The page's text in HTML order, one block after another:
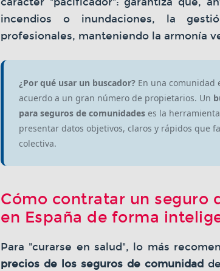
incendios o inundaciones, la
profesionales, manteniendo la armonía
¿Por qué usar un buscador? En una comunidad
acuerdo a un gran número de propietarios. Un
para seguros de comunidades es la
presentar datos objetivos, claros y rápidos que
colectiva.
Cómo contratar un seguro
en España de forma
Para "curarse en salud", lo más
precios de los seguros de comunidad